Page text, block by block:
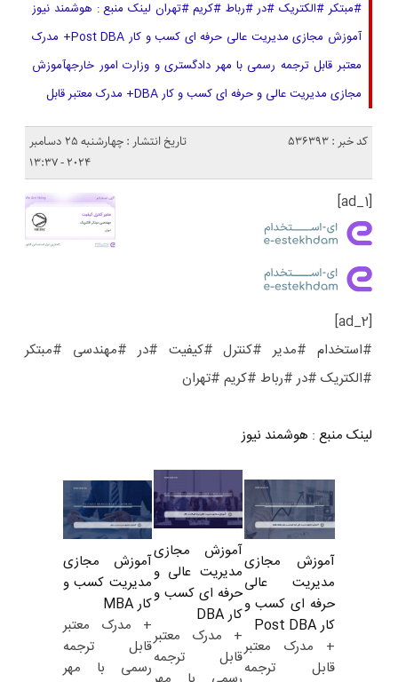
#مبتکر #الکتریک #در #رباط #کریم #تهران لینک منبع : هوشمند نیوز
آموزش مجازی مدیریت عالی حرفه ای کسب و کار Post DBA+ مدرک
معتبر قابل ترجمه رسمی با مهر دادگستری و وزارت امور خارجهآموزش
مجازی مدیریت عالی و حرفه ای کسب و کار DBA+ مدرک معتبر قابل
کد خبر : 536393
تاریخ انتشار : چهارشنبه 25 دسامبر
2024 - 13:37
[ad_1]
[ad_2]
#استخدام #مدیر #کنترل #کیفیت #در #مهندسی #مبتکر
#الکتریک #در #رباط #کریم #تهران
لینک منبع : هوشمند نیوز
آموزش مجازی
مدیریت عالی
حرفه ای کسب و
کار Post DBA
+ مدرک معتبر
قابل ترجمه
آموزش مجازی
مدیریت عالی و
حرفه ای کسب و
کار DBA
+ مدرک معتبر
قابل ترجمه
آموزش مجازی
مدیریت کسب و
کار MBA
+ مدرک معتبر
قابل ترجمه
رسمی با مهر